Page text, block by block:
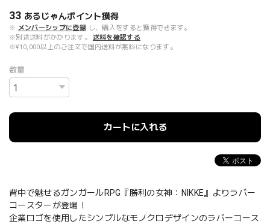
33 あるじゃんポイント獲得
※ メンバーシップに登録 し、購入をすると獲得できます。
※別途送料がかかります。
送料を確認する
※¥10,000以上のご注文で国内送料が無料になります。
数量
カートに入れる
背中で魅せるガンガールRPG『勝利の女神：NIKKE』よりラバー
コースターが登場！
企業ロゴを使用したシンプルなモノクロデザインのラバーコース